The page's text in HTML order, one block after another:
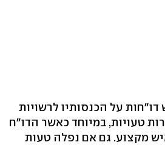
על הכנסותיו לרשויות
טעויות, במיוחד כאשר הדו"ח
מקצוע. גם אם נפלה טעות